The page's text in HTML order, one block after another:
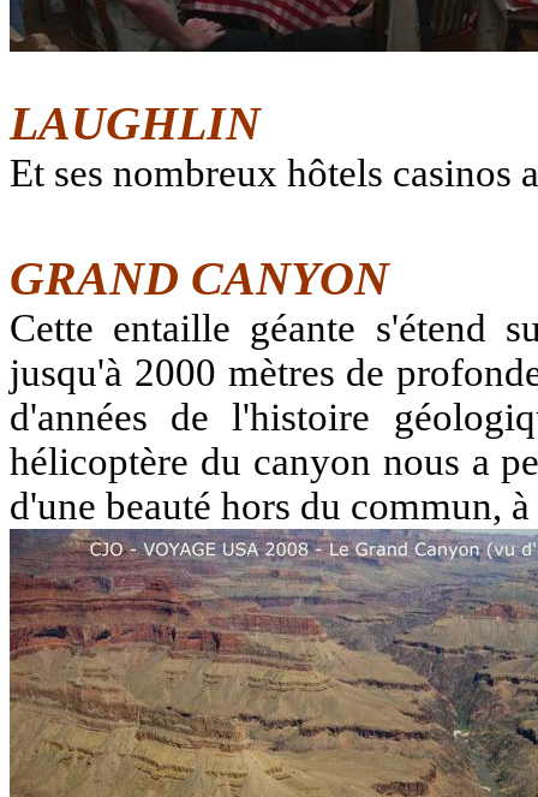
LAUGHLIN
Et ses nombreux hôtels casinos
GRAND CANYON
Cette entaille géante s'étend
jusqu'à 2000 mètres de
d'années de l'histoire
hélicoptère du canyon nous a
d'une beauté hors du commun,